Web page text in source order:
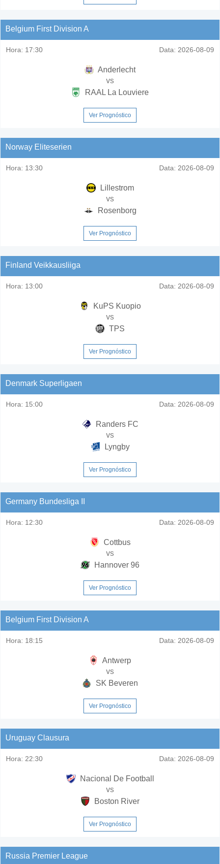
Belgium First Division A
Hora: 17:30 Data: 2026-08-09
Anderlecht
vs
RAAL La Louviere
Ver Prognóstico
Norway Eliteserien
Hora: 13:30 Data: 2026-08-09
Lillestrom
vs
Rosenborg
Ver Prognóstico
Finland Veikkausliiga
Hora: 13:00 Data: 2026-08-09
KuPS Kuopio
vs
TPS
Ver Prognóstico
Denmark Superligaen
Hora: 15:00 Data: 2026-08-09
Randers FC
vs
Lyngby
Ver Prognóstico
Germany Bundesliga II
Hora: 12:30 Data: 2026-08-09
Cottbus
vs
Hannover 96
Ver Prognóstico
Belgium First Division A
Hora: 18:15 Data: 2026-08-09
Antwerp
vs
SK Beveren
Ver Prognóstico
Uruguay Clausura
Hora: 22:30 Data: 2026-08-09
Nacional De Football
vs
Boston River
Ver Prognóstico
Russia Premier League